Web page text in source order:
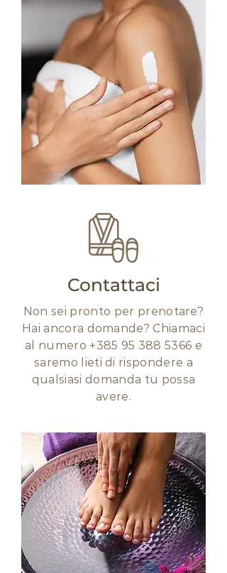
Contattaci
Non sei pronto per prenotare?
Hai ancora domande? Chiamaci
al numero +385 95 388 5366 e
saremo lieti di rispondere a
qualsiasi domanda tu possa
avere.